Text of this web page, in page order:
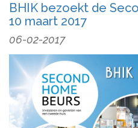
BHIK bezoekt de
10 maart 2017
06-02-2017